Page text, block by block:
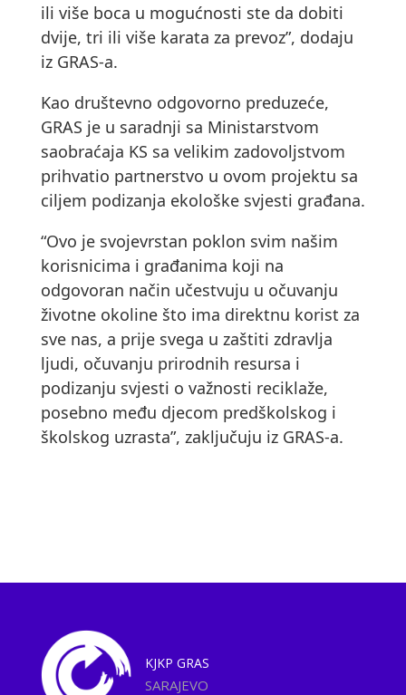
ili više boca u mogućnosti ste da dobiti
dvije, tri ili više karata za prevoz”, dodaju
iz GRAS-a.
Kao društevno odgovorno preduzeće,
GRAS je u saradnji sa Ministarstvom
saobraćaja KS sa velikim zadovoljstvom
prihvatio partnerstvo u ovom projektu sa
ciljem podizanja ekološke svjesti građana.
“Ovo je svojevrstan poklon svim našim
korisnicima i građanima koji na
odgovoran način učestvuju u očuvanju
životne okoline što ima direktnu korist za
sve nas, a prije svega u zaštiti zdravlja
ljudi, očuvanju prirodnih resursa i
podizanju svjesti o važnosti reciklaže,
posebno među djecom predškolskog i
školskog uzrasta”, zaključuju iz GRAS-a.
KJKP GRAS
SARAJEVO